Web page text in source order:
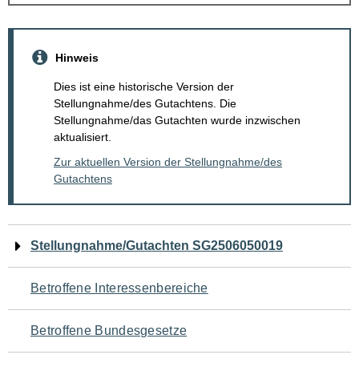
Hinweis
Dies ist eine historische Version der
Stellungnahme/des Gutachtens. Die
Stellungnahme/das Gutachten wurde inzwischen
aktualisiert.
Zur aktuellen Version der Stellungnahme/des
Gutachtens
Navigation
für
den
Seiteninhalt
Stellungnahme/Gutachten SG2506050019
Betroffene Interessenbereiche
Betroffene Bundesgesetze